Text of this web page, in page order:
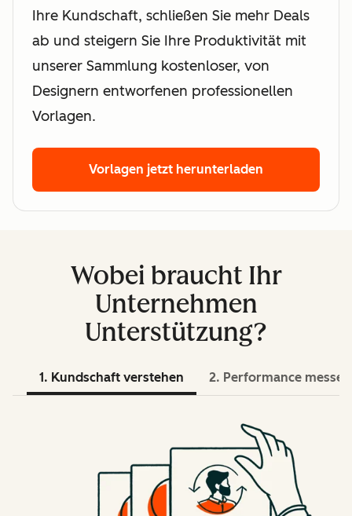
Ihre Kundschaft, schließen Sie mehr Deals
ab und steigern Sie Ihre Produktivität mit
unserer Sammlung kostenloser, von
Designern entworfenen professionellen
Vorlagen.
Vorlagen jetzt herunterladen
Wobei braucht Ihr
Unternehmen
Unterstützung?
1. Kundschaft verstehen 2. Performance messen